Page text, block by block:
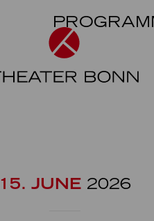
15. JUNE 2026